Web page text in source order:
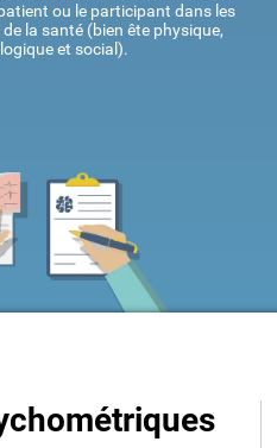
ou le participant dans les
la santé (bien ête physique,
et social).